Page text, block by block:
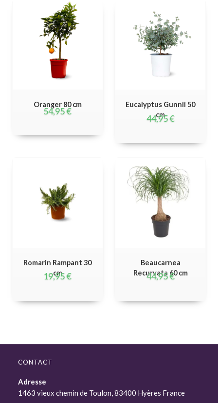
Oranger 80 cm
54,95€
Eucalyptus Gunnii 50
cm
44,95€
Romarin Rampant 30
cm
19,95€
Beaucarnea
Recurvata 60 cm
44,95€
CONTACT
Adresse
1463 vieux chemin de Toulon, 83400 Hyères France